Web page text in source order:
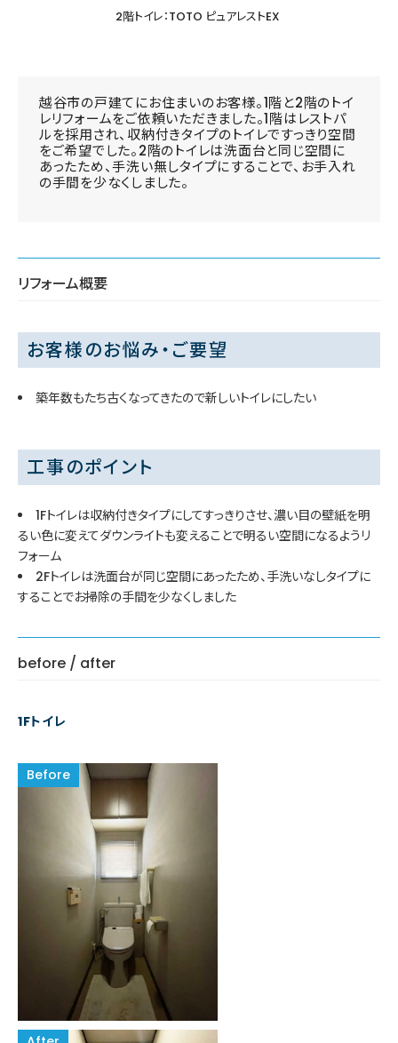
2階トイレ：TOTO ピュアレストEX
越谷市の戸建てにお住まいのお客様。1階と2階のトイ
レリフォームをご依頼いただきました。1階はレストパ
ルを採用され、収納付きタイプのトイレですっきり空間
をご希望でした。2階のトイレは洗面台と同じ空間に
あったため、手洗い無しタイプにすることで、お手入れ
の手間を少なくしました。
リフォーム概要
お客様のお悩み・ご要望
築年数もたち古くなってきたので新しいトイレにしたい
工事のポイント
1Fトイレは収納付きタイプにしてすっきりさせ、濃い目の壁紙を明
るい色に変えてダウンライトも変えることで明るい空間になるようリ
フォーム
2Fトイレは洗面台が同じ空間にあったため、手洗いなしタイプに
することでお掃除の手間を少なくしました
before / after
1Fトイレ